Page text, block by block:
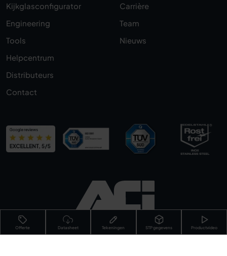
Offerte Datasheet Tekeningen STP gegevens Productvideo
Kijkglasconfigurator
Engineering
Tools
Helpcentrum
Carrière
Team
Nieuws
Distributeurs
Contact